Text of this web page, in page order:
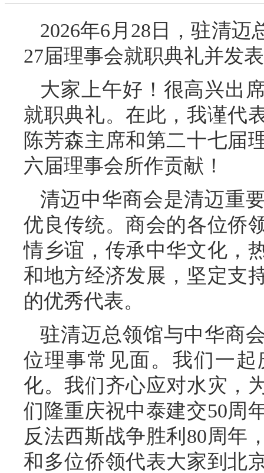
2026年6月28日，驻清
27届理事会就职典礼并发
大家上午好！很高兴出
就职典礼。在此，我谨代
陈芳森主席和第二十七届
六届理事会所作贡献！
清迈中华商会是清迈重
优良传统。商会的各位侨
情乡谊，传承中华文化，
和地方经济发展，坚定支
的优秀代表。
驻清迈总领馆与中华商
位理事常见面。我们一
化。我们齐心应对水灾，
们隆重庆祝中泰建交50周
反法西斯战争胜利80周年
和多位侨领代表大家到北